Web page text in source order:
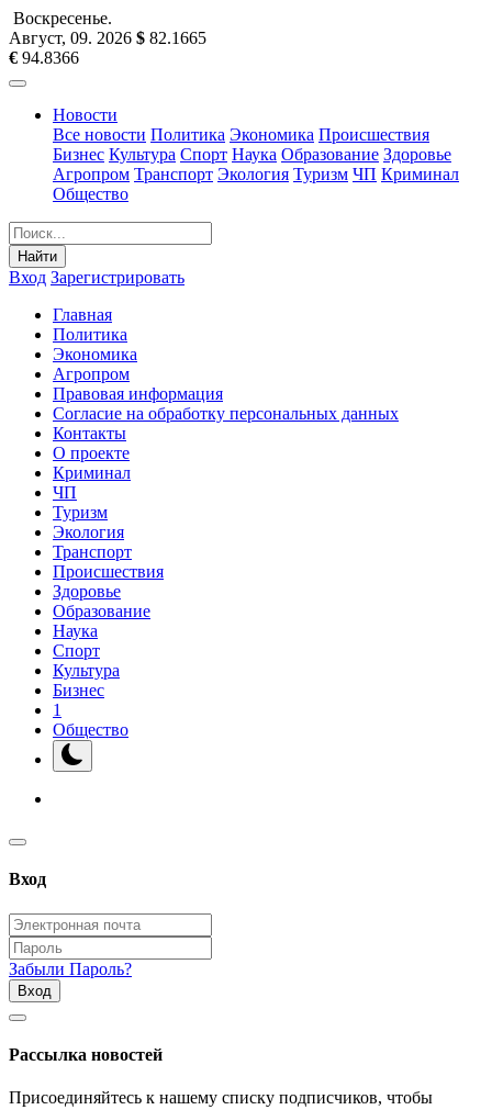
Воскресенье.
Август, 09. 2026 $ 82.1665
€ 94.8366
Новости
Все новости Политика Экономика Происшествия
Бизнес Культура Спорт Наука Образование Здоровье
Агропром Транспорт Экология Туризм ЧП Криминал
Общество
Найти
Вход Зарегистрировать
Главная
Политика
Экономика
Агропром
Правовая информация
Согласие на обработку персональных данных
Контакты
О проекте
Криминал
ЧП
Туризм
Экология
Транспорт
Происшествия
Здоровье
Образование
Наука
Спорт
Культура
Бизнес
1
Общество
Вход
Забыли Пароль?
Вход
Рассылка новостей
Присоединяйтесь к нашему списку подписчиков, чтобы